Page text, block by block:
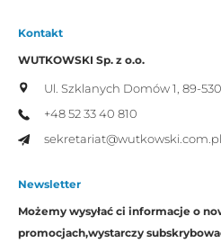
Kontakt
WUTKOWSKI Sp. z o.o.
Ul. Szklanych Domów 1, 89-
+48 52 33 40 810
sekretariat@wutkowski.com.pl
Newsletter
Możemy wysyłać ci informacje o
promocjach,wystarczy